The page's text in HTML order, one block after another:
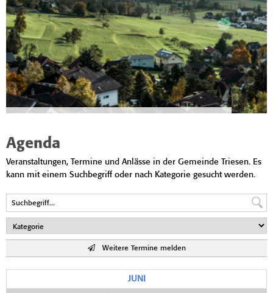
Agenda
Veranstaltungen, Termine und Anlässe in der Gemeinde Triesen. Es
kann mit einem Suchbegriff oder nach Kategorie gesucht werden.
Weitere Termine melden
JUNI